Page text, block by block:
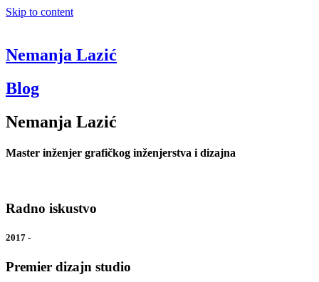
Skip to content
Nemanja Lazić
Blog
Nemanja Lazić
Master inženjer grafičkog inženjerstva i dizajna
Radno iskustvo
2017 -
Premier dizajn studio